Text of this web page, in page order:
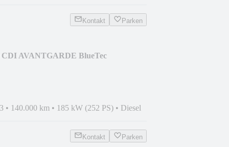
Kontakt Parken
CDI AVANTGARDE BlueTec
• 140.000 km • 185 kW (252 PS) • Diesel
Kontakt Parken